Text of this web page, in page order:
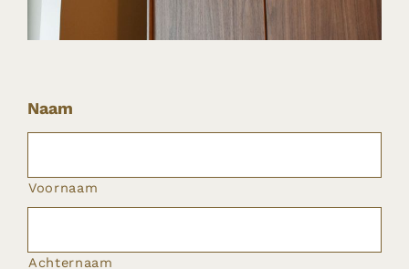
Naam
Voornaam
Achternaam